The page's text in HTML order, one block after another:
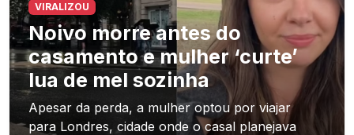
VIRALIZOU
Noivo morre antes do
casamento e mulher ‘curte’
lua de mel sozinha
Apesar da perda, a mulher optou por viajar
para Londres, cidade onde o casal planejava